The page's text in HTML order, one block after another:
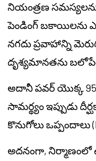
నియంత్రణ
పెండింగ్ బకాయిలను
నగదు ప్రవాహాన్ని
దృశ్యమానతను
అదానీ పవర్ యొక్క
సామర్థ్యం ఇప్పుడు
కొనుగోలు ఒప్పందాలు
అదనంగా, నిర్మాణంలో